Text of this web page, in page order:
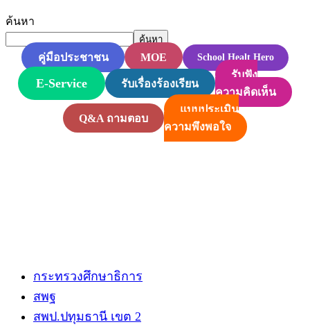
ค้นหา
ค้นหา
คู่มือประชาชน MOE School Healt Hero
E-Service รับเรื่องร้องเรียน
รับฟัง
ความคิดเห็น
Q&A ถามตอบ
แบบประเมิน
ความพึงพอใจ
กระทรวงศึกษาธิการ
สพฐ
สพป.ปทุมธานี​ เขต 2